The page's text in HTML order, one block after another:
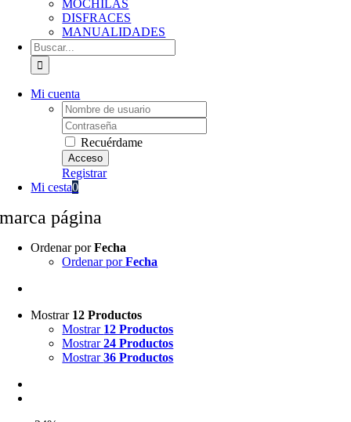
MOCHILAS
DISFRACES
MANUALIDADES
Buscar:
Mi cuenta
Username:
Password:
Recuérdame
Registrar
Mi cesta0
marca página
Ordenar porFecha
Ordenar porFecha
Mostrar 12 Productos
Mostrar 12 Productos
Mostrar24 Productos
Mostrar36 Productos